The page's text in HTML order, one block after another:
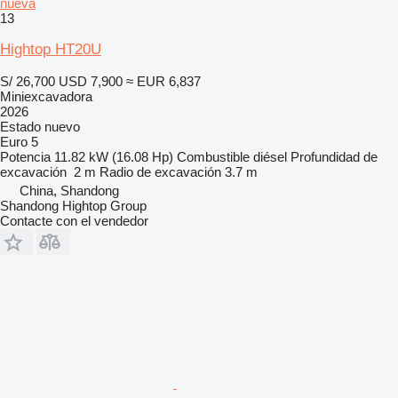
nueva
13
Hightop HT20U
S/ 26,700 USD 7,900 ≈ EUR 6,837
Miniexcavadora
2026
Estado nuevo
Euro 5
Potencia 11.82 kW (16.08 Hp) Combustible diésel Profundidad de
excavación 2 m Radio de excavación 3.7 m
China, Shandong
Shandong Hightop Group
Contacte con el vendedor